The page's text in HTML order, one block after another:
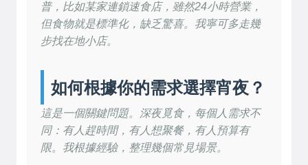
普，比如某家連鎖速食店，雖然24小時營業，
但食物就是標準化，缺乏驚喜。我寧可多走幾
步找在地小店。
如何根據你的需求選擇宵夜？
這是一個關鍵問題。深夜覓食，每個人需求不
同：有人趕時間，有人想聚餐，有人預算有
限。我根據經驗，整理幾個常見場景。